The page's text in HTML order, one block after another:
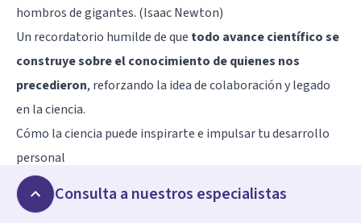
hombros de gigantes. (Isaac Newton)
Un recordatorio humilde de que todo avance científico se
construye sobre el conocimiento de quienes nos
precedieron, reforzando la idea de colaboración y legado
en la ciencia.
Cómo la ciencia puede inspirarte e impulsar tu desarrollo
personal
Si algo ha quedado claro durante los últimos siglos, es que
la ciencia es mucho más que una manera de acumular
Consulta a nuestros especialistas